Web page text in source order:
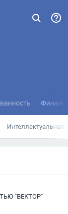
Интеллектуальная
"ВЕКТОР"